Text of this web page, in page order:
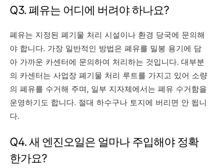
Q3. 폐유는 어디에 버려야 하나요?
폐유는 지정된 폐기물 처리 시설이나 환경 당국에 문의해
야 합니다. 가장 일반적인 방법은 폐유를 밀봉 용기에 담
아 가까운 카센터에 문의하여 처리하는 것입니다. 대부분
의 카센터는 사업장 폐기물 처리 루트를 가지고 있어 소량
의 폐유를 수거해 주며, 일부 지자체에서는 폐유 수거함을
운영하기도 합니다. 절대 하수구나 토지에 버리면 안 됩니
다.
Q4. 새 엔진오일은 얼마나 주입해야 정확
한가요?